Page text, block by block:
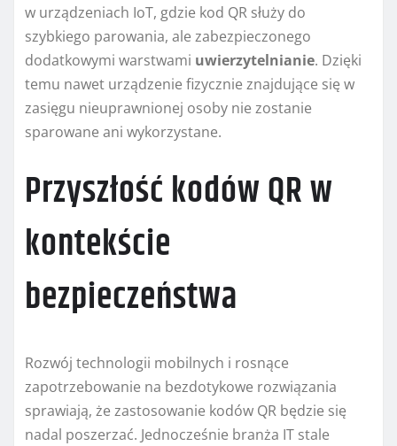
w urządzeniach IoT, gdzie kod QR służy do
szybkiego parowania, ale zabezpieczonego
dodatkowymi warstwami uwierzytelnianie. Dzięki
temu nawet urządzenie fizycznie znajdujące się w
zasięgu nieuprawnionej osoby nie zostanie
sparowane ani wykorzystane.
Przyszłość kodów QR w
kontekście
bezpieczeństwa
Rozwój technologii mobilnych i rosnące
zapotrzebowanie na bezdotykowe rozwiązania
sprawiają, że zastosowanie kodów QR będzie się
nadal poszerzać. Jednocześnie branża IT stale